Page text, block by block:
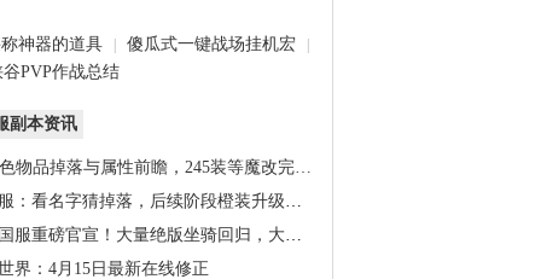
神器的道具 傻瓜式一键战场挂机宏
PVP作战总结
副本资讯
物品掉落与属性前瞻，245装等魔改完…
：看名字猜掉落，后续阶段橙装升级道…
服重磅官宣！大量绝版坐骑回归，大米…
界：4月15日最新在线修正